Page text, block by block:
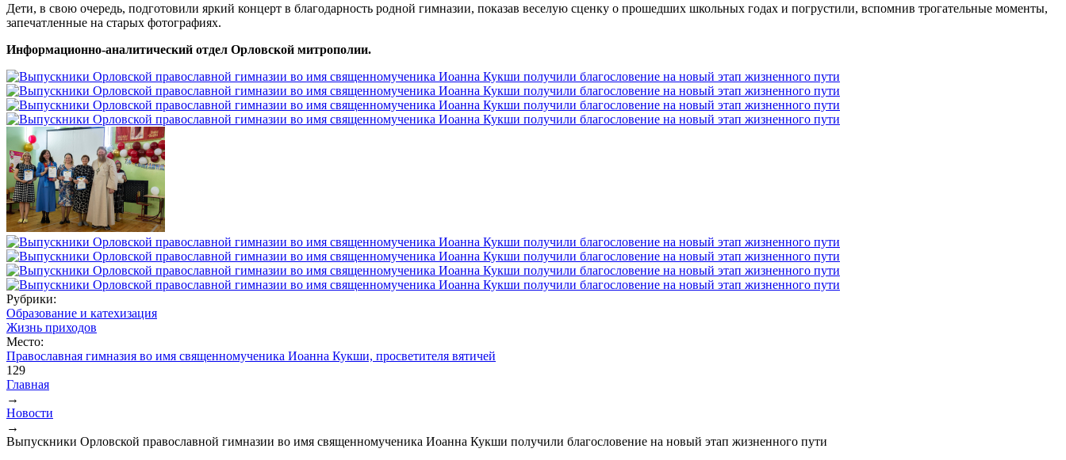
Дети, в свою очередь, подготовили яркий концерт в благодарность родной гимназии, показав веселую сценку о прошедших школьных годах и погрустили, вспомнив трогательные моменты,
запечатленные на старых фотографиях.
Информационно-аналитический отдел Орловской митрополии.
Рубрики:
Образование и катехизация
Жизнь приходов
Место:
Православная гимназия во имя священномученика Иоанна Кукши, просветителя вятичей
129
Вы здесь
Главная
→
Новости
→
Выпускники Орловской православной гимназии во имя священномученика Иоанна Кукши получили благословение на новый этап жизненного пути